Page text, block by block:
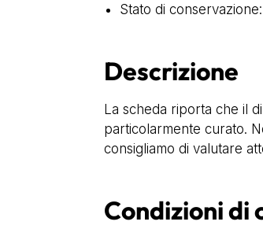
Stato di
Descrizione
La scheda riporta che il
particolarmente curato.
consigliamo di valutare
Condizioni di